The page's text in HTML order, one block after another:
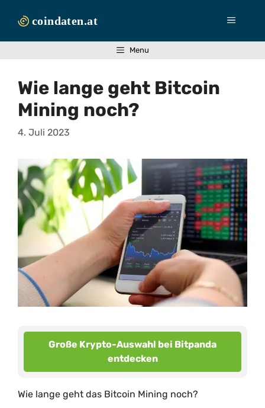
Inhalt
Menü
Menu
Wie lange geht Bitcoin
Mining noch?
4. Juli 2023
Große Krypto-Auswahl bei Bitpanda
entdecken
Wie lange geht das Bitcoin Mining noch?